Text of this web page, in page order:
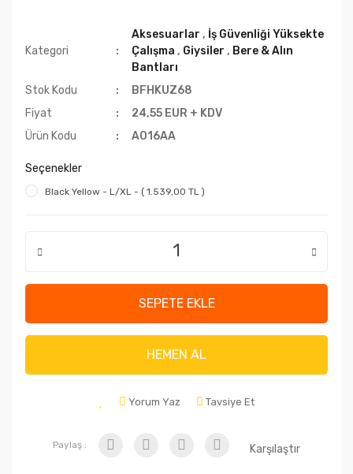
Kategori
Aksesuarlar , İş Güvenliği Yüksekte
Çalışma , Giysiler , Bere & Alın
Bantları
Stok Kodu
BFHKUZ68
Fiyat
24,55 EUR + KDV
Ürün Kodu
A016AA
Seçenekler
Black Yellow - L/XL - ( 1.539,00 TL )
SEPETE EKLE
HEMEN AL
Yorum Yaz Tavsiye Et
Paylaş : Karşılaştır